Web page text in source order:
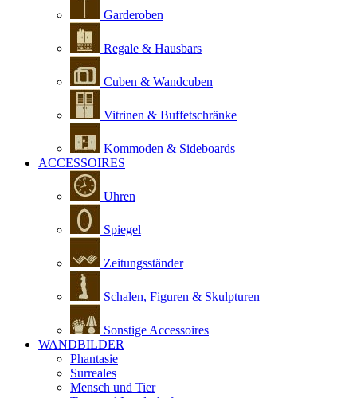
Garderoben
Regale & Hausbars
Cuben & Wandcuben
Vitrinen & Buffetschränke
Kommoden & Sideboards
ACCESSOIRES
Uhren
Spiegel
Zeitungsständer
Schalen, Figuren & Skulpturen
Sonstige Accessoires
WANDBILDER
Phantasie
Surreales
Mensch und Tier